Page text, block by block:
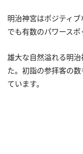
明治神宮はポジティ
でも有数のパワースポ
雄大な自然溢れる明
た。初詣の参拝客の
ています。